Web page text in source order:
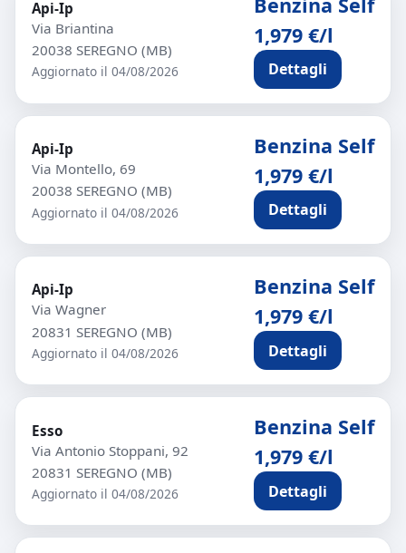
Api-Ip
Via Briantina
20038 SEREGNO (MB)
Aggiornato il 04/08/2026
1,979 €/l
Dettagli
Api-Ip
Via Montello, 69
20038 SEREGNO (MB)
Aggiornato il 04/08/2026
Benzina Self
1,979 €/l
Dettagli
Api-Ip
Via Wagner
20831 SEREGNO (MB)
Aggiornato il 04/08/2026
Benzina Self
1,979 €/l
Dettagli
Esso
Via Antonio Stoppani, 92
20831 SEREGNO (MB)
Aggiornato il 04/08/2026
Benzina Self
1,979 €/l
Dettagli